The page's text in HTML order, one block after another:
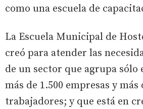
como una escuela de
La Escuela Municipal de
creó para atender las
de un sector que agrupa sólo
más de 1.500 empresas y más
trabajadores; y que está en